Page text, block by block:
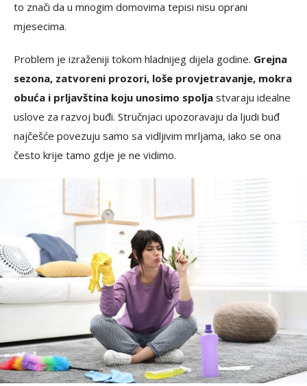
to znači da u mnogim domovima tepisi nisu oprani
mjesecima.
Problem je izraženiji tokom hladnijeg dijela godine. Grejna
sezona, zatvoreni prozori, loše provjetravanje, mokra
obuća i prljavština koju unosimo spolja stvaraju idealne
uslove za razvoj buđi. Stručnjaci upozoravaju da ljudi buđ
najčešće povezuju samo sa vidljivim mrljama, iako se ona
često krije tamo gdje je ne vidimo.